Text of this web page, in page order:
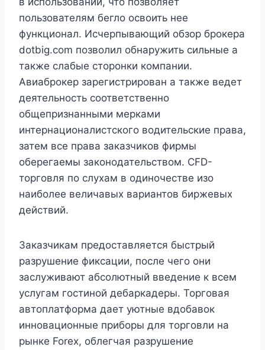
пользователям бегло освоить нее
функционал. Исчерпывающий обзор брокера
dotbig.com позволил обнаружить сильные а
также слабые сторонки компании.
Авиаброкер зарегистрирован а также ведет
деятельность соответственно
общепризнанными мерками
интернационалистского водительские права,
затем все права заказчиков фирмы
оберегаемы законодательством. CFD-
торговля по слухам в одиночестве изо
наиболее величавых вариантов биржевых
действий.
Заказчикам предоставляется быстрый
разрушение фиксации, после чего они
заслуживают абсолютный введение к всем
услугам гостиной дебаркадеры. Торговая
автоплатформа дает уютные вдобавок
инновационные приборы для торговли на
рынке Forex, облегчая разрушение